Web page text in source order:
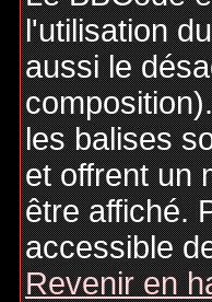
l'utilisation
aussi le
les balises
et offrent un
être affiché.
accessible
Revenir en